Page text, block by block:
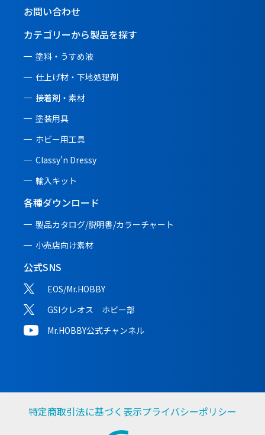
お問い合わせ
カテゴリーから製品を探す
塗料・うすめ液
仕上げ材・下地処理剤
接着剤・素材
塗装用具
ホビー用工具
Classy'n Dressy
輸入キット
各種ダウンロード
製品カタログ/説明書/カラーチャート
小売店向け素材
公式SNS
EOS/Mr.HOBBY
GSIクレオス ホビー部
Mr.HOBBY公式チャンネル
特定商取引法に基づく表示プライバシーポリシー